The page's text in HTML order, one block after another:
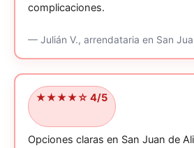
complicaciones.
—Julián V., arrendataria en San
★★★★☆ 4/5
Opciones claras en San Juan de